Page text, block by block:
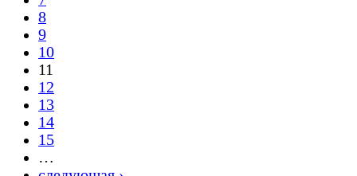
8
9
10
11
12
13
14
15
…